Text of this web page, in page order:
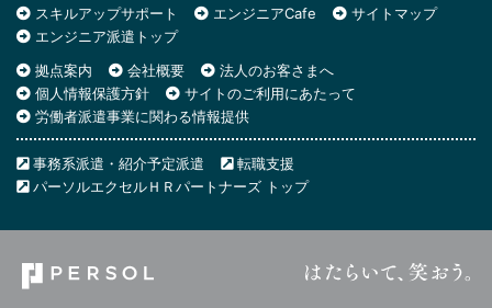
スキルアップサポート
エンジニアCafe
サイトマップ
エンジニア派遣トップ
拠点案内
会社概要
法人のお客さまへ
個人情報保護方針
サイトのご利用にあたって
労働者派遣事業に関わる情報提供
事務系派遣・紹介予定派遣
転職支援
パーソルエクセルＨＲパートナーズ トップ